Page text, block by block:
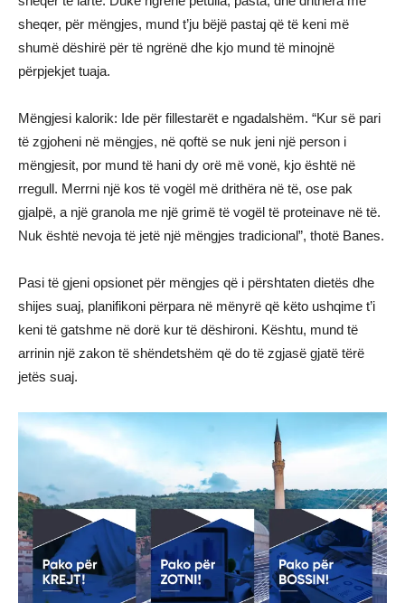
sheqer, për mëngjes, mund t’ju bëjë pastaj që të keni më
shumë dëshirë për të ngrënë dhe kjo mund të minojnë
përpjekjet tuaja.
Mëngjesi kalorik: Ide për fillestarët e ngadalshëm. “Kur së pari
të zgjoheni në mëngjes, në qoftë se nuk jeni një person i
mëngjesit, por mund të hani dy orë më vonë, kjo është në
rregull. Merrni një kos të vogël më drithëra në të, ose pak
gjalpë, a një granola me një grimë të vogël të proteinave në të.
Nuk është nevoja të jetë një mëngjes tradicional”, thotë Banes.
Pasi të gjeni opsionet për mëngjes që i përshtaten dietës dhe
shijes suaj, planifikoni përpara në mënyrë që këto ushqime t’i
keni të gatshme në dorë kur të dëshironi. Kështu, mund të
arrinin një zakon të shëndetshëm që do të zgjasë gjatë tërë
jetës suaj.